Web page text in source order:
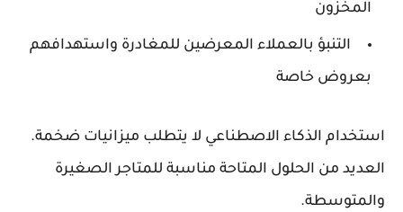
المخزون
التنبؤ بالعملاء المعرضين للمغادرة واستهدافهم
بعروض خاصة
استخدام الذكاء الاصطناعي لا يتطلب ميزانيات ضخمة.
العديد من الحلول المتاحة مناسبة للمتاجر الصغيرة
والمتوسطة.